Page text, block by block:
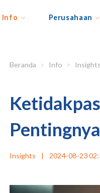
Info Perusahaan
Beranda Info Insights
Insights | 2024-08-23